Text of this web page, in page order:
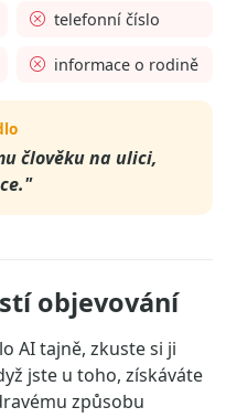
telefonní číslo
informace o rodině
člověku na ulici,
objevování
AI tajně, zkuste si ji
jste u toho, získáváte
způsobu